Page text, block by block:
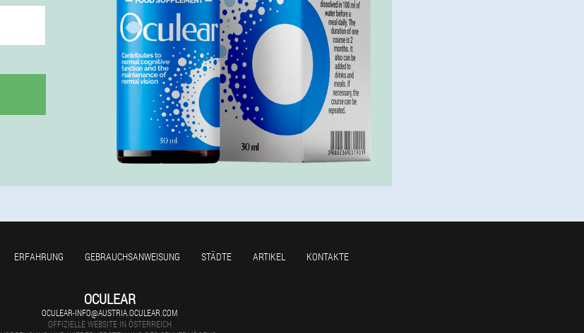
ERFAHRUNG GEBRAUCHSANWEISUNG STÄDTE ARTIKEL KONTAKTE
OCULEAR
OCULEAR-INFO@AUSTRIA.OCULEAR.COM
OFFIZIELLE WEBSITE IN ÖSTERREICH